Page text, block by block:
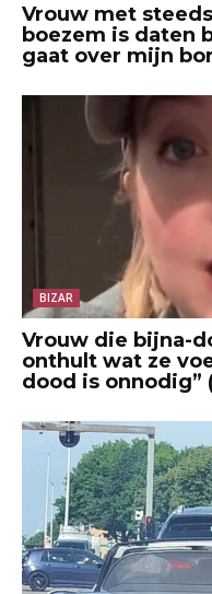
Vrouw met
boezem is daten
gaat over mijn
BIZAR
Vrouw die bijna-
onthult wat ze
dood is onnodig”